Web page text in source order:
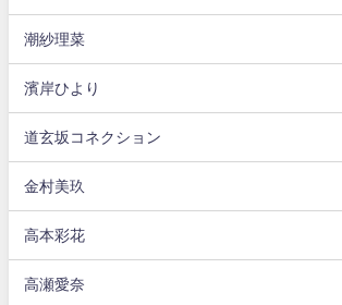
潮紗理菜
濱岸ひより
道玄坂コネクション
金村美玖
高本彩花
高瀬愛奈